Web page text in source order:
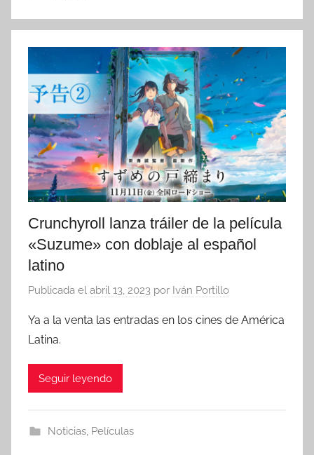
Crunchyroll lanza tráiler de la película
«Suzume» con doblaje al español
latino
Publicada el abril 13, 2023 por Iván Portillo
Ya a la venta las entradas en los cines de América
Latina.
Seguir leyendo
Noticias, Películas